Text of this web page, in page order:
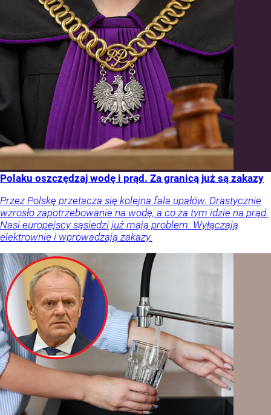
Polaku oszczędzaj wodę i prąd. Za granicą już są zakazy
Przez Polskę przetacza się kolejna fala upałów. Drastycznie
wzrosło zapotrzebowanie na wodę, a co za tym idzie na prąd.
Nasi europejscy sąsiedzi już mają problem. Wyłączają
elektrownie i wprowadzają zakazy.